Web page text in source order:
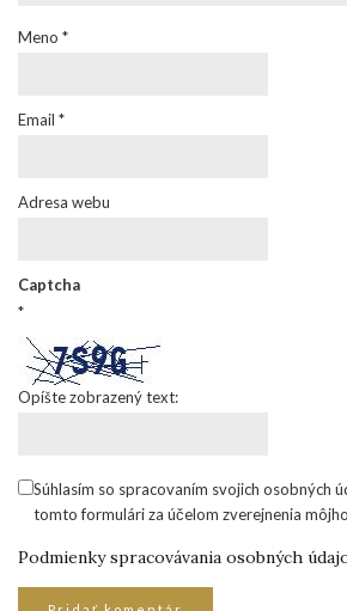
Meno *
Email *
Adresa webu
Captcha
*
Opíšte zobrazený text:
Súhlasím so spracovaním svojich osobných
tomto formulári za účelom zverejnenia
Podmienky spracovávania osobných